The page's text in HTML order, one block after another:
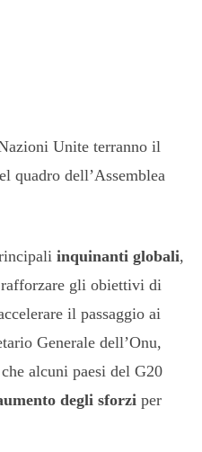
Unite terranno il
quadro dell’Assemblea
inquinanti globali,
gli obiettivi di
il passaggio ai
Generale dell’Onu,
alcuni paesi del G20
degli sforzi per